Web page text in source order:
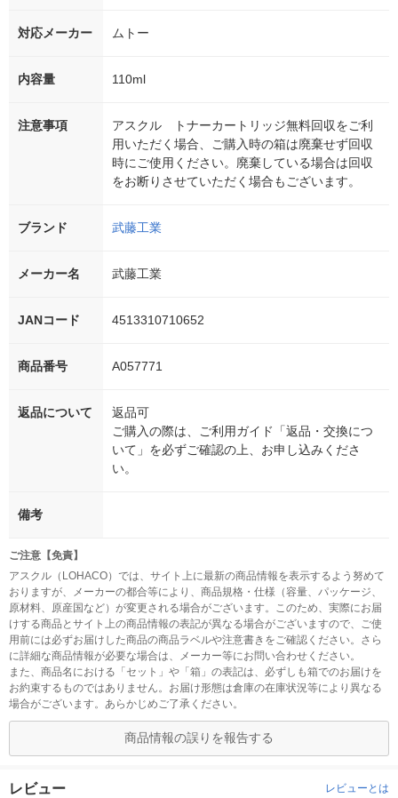
対応メーカー ムトー
内容量 110ml
注意事項
アスクル トナーカートリッジ無料回収をご利
用いただく場合、ご購入時の箱は廃棄せず回収
時にご使用ください。廃棄している場合は回収
をお断りさせていただく場合もございます。
ブランド 武藤工業
メーカー名 武藤工業
JANコード 4513310710652
商品番号 A057771
返品について
返品可
ご購入の際は、ご利用ガイド「返品・交換につ
いて」を必ずご確認の上、お申し込みくださ
い。
備考
ご注意【免責】
アスクル（LOHACO）では、サイト上に最新の商品情報を表示するよう努めて
おりますが、メーカーの都合等により、商品規格・仕様（容量、パッケージ、
原材料、原産国など）が変更される場合がございます。このため、実際にお届
けする商品とサイト上の商品情報の表記が異なる場合がございますので、ご使
用前には必ずお届けした商品の商品ラベルや注意書きをご確認ください。さら
に詳細な商品情報が必要な場合は、メーカー等にお問い合わせください。
また、商品名における「セット」や「箱」の表記は、必ずしも箱でのお届けを
お約束するものではありません。お届け形態は倉庫の在庫状況等により異なる
場合がございます。あらかじめご了承ください。
商品情報の誤りを報告する
レビュー レビューとは